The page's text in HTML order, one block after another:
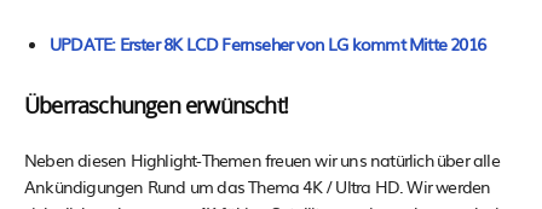
UPDATE: Erster 8K LCD Fernseher von LG kommt Mitte 2016
Überraschungen erwünscht!
Neben diesen Highlight-Themen freuen wir uns natürlich über alle
Ankündigungen Rund um das Thema 4K / Ultra HD. Wir werden